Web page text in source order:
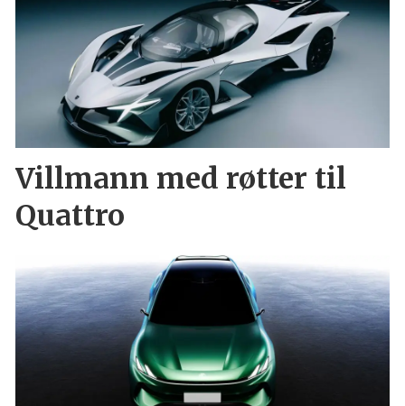
Villmann med røtter til
Quattro